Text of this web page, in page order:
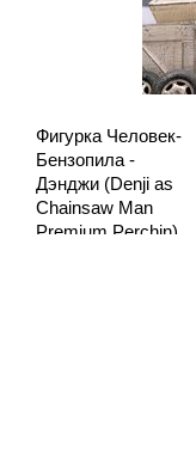
Фигурка Человек-
Бензопила -
Дэнджи (Denji as
Chainsaw Man
Premium Perchin)